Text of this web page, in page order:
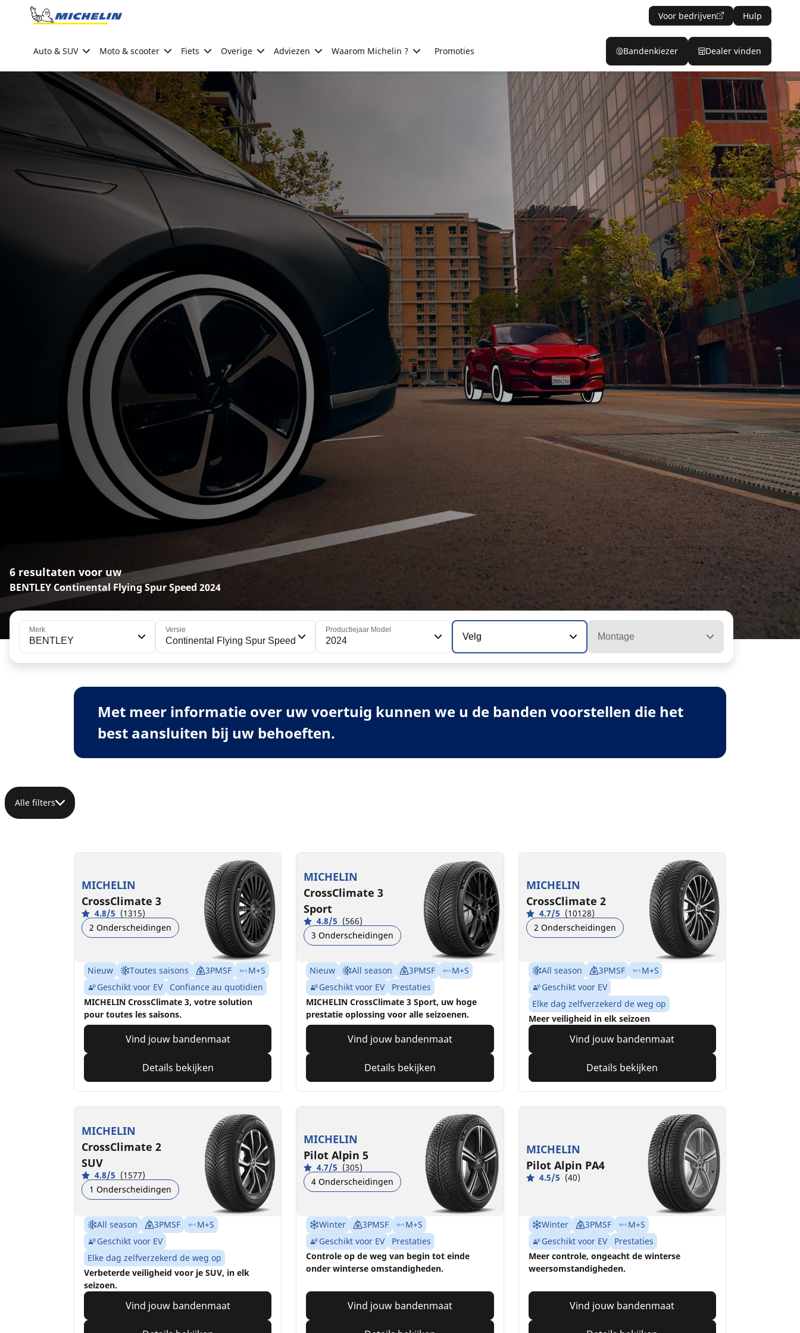
Go to page content
Voor bedrijven Hulp
Auto & SUV Moto & scooter Fiets Overige Adviezen Waarom Michelin ? Promoties Bandenkiezer Dealer vinden
6 resultaten voor uw
BENTLEY Continental Flying Spur Speed 2024
Merk
BENTLEY
Versie
Continental Flying Spur Speed
Productiejaar Model
2024 Velg Montage
Met meer informatie over uw voertuig kunnen we u de banden voorstellen die het
best aansluiten bij uw behoeften.
Alle filters
MICHELIN
CrossClimate 3
4.8/5 (1315)
2 Onderscheidingen
Nieuw Toutes saisons 3PMSF
M+S
Geschikt voor EV
Confiance au quotidien
MICHELIN CrossClimate 3, votre solution
pour toutes les saisons.
Vind jouw bandenmaat
Details bekijken
MICHELIN
CrossClimate 3
Sport
4.8/5 (566)
3 Onderscheidingen
Nieuw All season 3PMSF
M+S
Geschikt voor EV
Prestaties
MICHELIN CrossClimate 3 Sport, uw hoge
prestatie oplossing voor alle seizoenen.
Vind jouw bandenmaat
Details bekijken
MICHELIN
CrossClimate 2
4.7/5 (10128)
2 Onderscheidingen
All season 3PMSF
M+S
Geschikt voor EV
Elke dag zelfverzekerd de weg op
Meer veiligheid in elk seizoen
Vind jouw bandenmaat
Details bekijken
MICHELIN
CrossClimate 2
SUV
4.8/5 (1577)
1 Onderscheidingen
All season 3PMSF
M+S
Geschikt voor EV
Elke dag zelfverzekerd de weg op
Verbeterde veiligheid voor je SUV, in elk
seizoen.
Vind jouw bandenmaat
MICHELIN
Pilot Alpin 5
4.7/5 (305)
4 Onderscheidingen
Winter 3PMSF
M+S
Geschikt voor EV
Prestaties
Controle op de weg van begin tot einde
onder winterse omstandigheden.
Vind jouw bandenmaat
MICHELIN
Pilot Alpin PA4
4.5/5 (40)
Winter 3PMSF
M+S
Geschikt voor EV
Prestaties
Meer controle, ongeacht de winterse
weersomstandigheden.
Vind jouw bandenmaat